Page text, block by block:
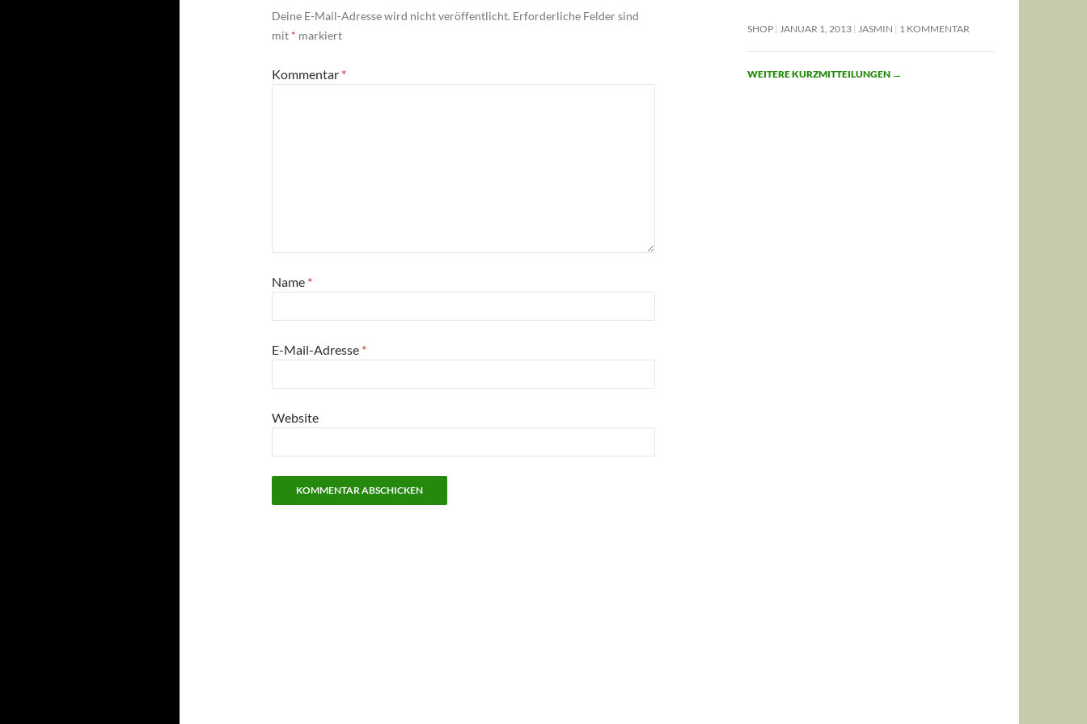
Deine E-Mail-Adresse wird nicht veröffentlicht. Erforderliche Felder sind
mit * markiert
Kommentar *
Name *
E-Mail-Adresse *
Website
SHOP JANUAR 1, 2013 JASMIN 1 KOMMENTAR
WEITERE KURZMITTEILUNGEN →